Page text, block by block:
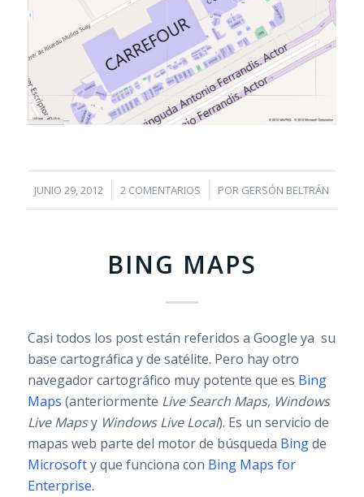
JUNIO 29, 2012
/ 2 COMENTARIOS
/ POR GERSÓN BELTRÁN
BING MAPS
Casi todos los post están referidos a Google ya su
base cartográfica y de satélite. Pero hay otro
navegador cartográfico muy potente que es Bing
Maps (anteriormente Live Search Maps, Windows
Live Mapsy Windows Live Local). Es un servicio de
mapas web parte del motor de búsqueda Bingde
Microsofty que funciona con Bing Maps for
Enterprise.